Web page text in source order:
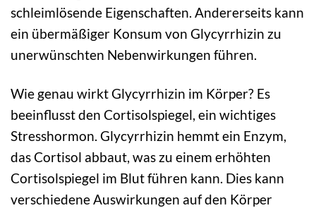
schleimlösende Eigenschaften. Andererseits kann
ein übermäßiger Konsum von Glycyrrhizin zu
unerwünschten Nebenwirkungen führen.
Wie genau wirkt Glycyrrhizin im Körper? Es
beeinflusst den Cortisolspiegel, ein wichtiges
Stresshormon. Glycyrrhizin hemmt ein Enzym,
das Cortisol abbaut, was zu einem erhöhten
Cortisolspiegel im Blut führen kann. Dies kann
verschiedene Auswirkungen auf den Körper